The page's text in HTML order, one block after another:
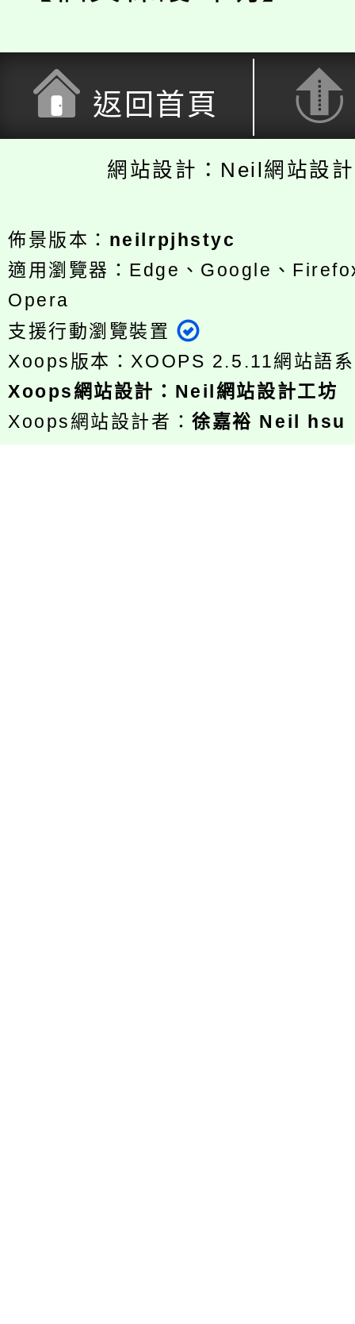
返回首頁
網站設計：Neil網站設
佈景版本： neilrpjhstyc
適用瀏覽器：Edge、Google、
Opera
支援行動瀏覽裝置
Xoops版本：XOOPS 2.5.11網站語
Xoops網站設計 ： Neil網站設計工坊
Xoops網站設計者：徐嘉裕 Neil hsu